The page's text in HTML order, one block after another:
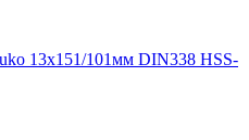
13x151/101мм DIN338 HSS-